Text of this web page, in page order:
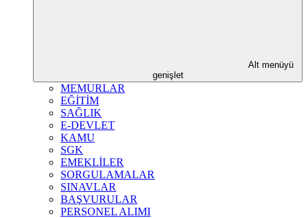
Alt menüyü
genişlet
MEMURLAR
EĞİTİM
SAĞLIK
E-DEVLET
KAMU
SGK
EMEKLİLER
SORGULAMALAR
SINAVLAR
BAŞVURULAR
PERSONEL ALIMI